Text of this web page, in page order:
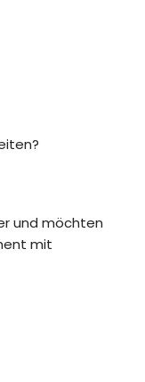
und möchten
mit